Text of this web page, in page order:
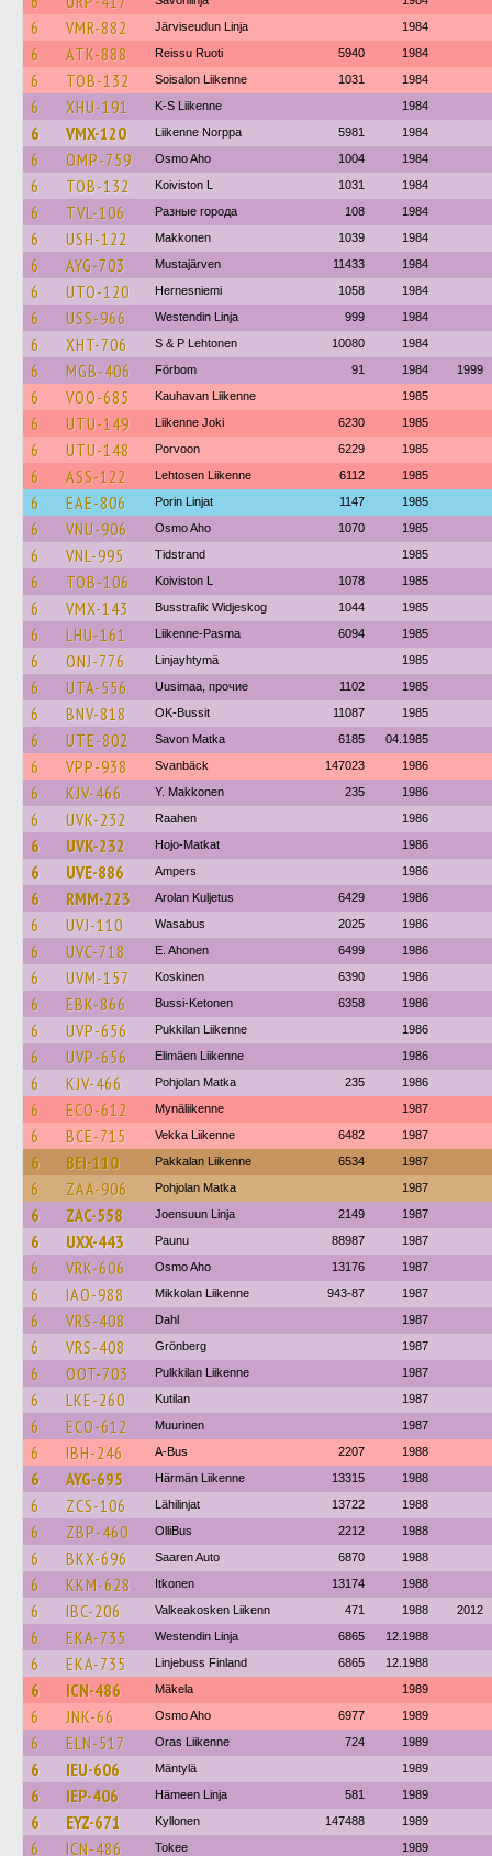
6 VMR-882 Järviseudun Linja 1984
6 ATK-888 Reissu Ruoti 5940 1984
6 TOB-132 Soisalon Liikenne 1031 1984
6 XHU-191 K-S Liikenne 1984
6 VMX-120 Liikenne Norppa 5981 1984
6 OMP-759 Osmo Aho 1004 1984
6 TOB-132 Koiviston L 1031 1984
6 TVL-106 Разные города 108 1984
6 USH-122 Makkonen 1039 1984
6 AYG-703 Mustajärven 11433 1984
6 UTO-120 Hernesniemi 1058 1984
6 USS-966 Westendin Linja 999 1984
6 XHT-706 S & P Lehtonen 10080 1984
6 MGB-406 Förbom 91 1984 1999
6 VOO-685 Kauhavan Liikenne 1985
6 UTU-149 Liikenne Joki 6230 1985
6 UTU-148 Porvoon 6229 1985
6 ASS-122 Lehtosen Liikenne 6112 1985
6 EAE-806 Porin Linjat 1147 1985
6 VNU-906 Osmo Aho 1070 1985
6 VNL-995 Tidstrand 1985
6 TOB-106 Koiviston L 1078 1985
6 VMX-143 Busstrafik Widjeskog 1044 1985
6 LHU-161 Liikenne-Pasma 6094 1985
6 ONJ-776 Linjayhtymä 1985
6 UTA-556 Uusimaa, прочие 1102 1985
6 BNV-818 OK-Bussit 11087 1985
6 UTE-802 Savon Matka 6185 04.1985
6 VPP-938 Svanbäck 147023 1986
6 KJV-466 Y. Makkonen 235 1986
6 UVK-232 Raahen 1986
6 UVK-232 Hojo-Matkat 1986
6 UVE-886 Ampers 1986
6 RMM-223 Arolan Kuljetus 6429 1986
6 UVJ-110 Wasabus 2025 1986
6 UVC-718 E. Ahonen 6499 1986
6 UVM-157 Koskinen 6390 1986
6 EBK-866 Bussi-Ketonen 6358 1986
6 UVP-656 Pukkilan Liikenne 1986
6 UVP-656 Elimäen Liikenne 1986
6 KJV-466 Pohjolan Matka 235 1986
6 ECO-612 Mynäliikenne 1987
6 BCE-715 Vekka Liikenne 6482 1987
6 BEI-110 Pakkalan Liikenne 6534 1987
6 ZAA-906 Pohjolan Matka 1987
6 ZAC-558 Joensuun Linja 2149 1987
6 UXX-443 Paunu 88987 1987
6 VRK-606 Osmo Aho 13176 1987
6 IAO-988 Mikkolan Liikenne 943-87 1987
6 VRS-408 Dahl 1987
6 VRS-408 Grönberg 1987
6 OOT-703 Pulkkilan Liikenne 1987
6 LKE-260 Kutilan 1987
6 ECO-612 Muurinen 1987
6 IBH-246 A-Bus 2207 1988
6 AYG-695 Härmän Liikenne 13315 1988
6 ZCS-106 Lähilinjat 13722 1988
6 ZBP-460 OlliBus 2212 1988
6 BKX-696 Saaren Auto 6870 1988
6 KKM-628 Itkonen 13174 1988
6 IBC-206 Valkeakosken Liikenn 471 1988 2012
6 EKA-735 Westendin Linja 6865 12.1988
6 EKA-735 Linjebuss Finland 6865 12.1988
6 ICN-486 Mäkela 1989
6 JNK-66 Osmo Aho 6977 1989
6 ELN-517 Oras Liikenne 724 1989
6 IEU-606 Mäntylä 1989
6 IEP-406 Hämeen Linja 581 1989
6 EYZ-671 Kyllonen 147488 1989
6 ICN-486 Tokee 1989